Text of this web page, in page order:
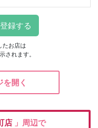
たお店は
されます。
開く
店 」周辺で